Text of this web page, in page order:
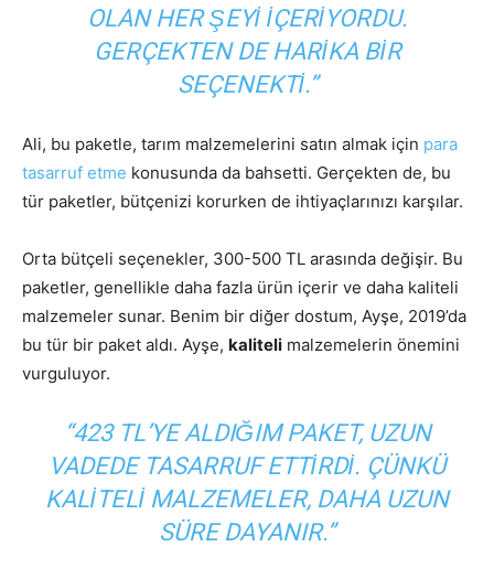
OLAN HER ŞEYI IÇERIYORDU.
GERÇEKTEN DE HARIKA BIR
SEÇENEKTI.”
Ali, bu paketle, tarım malzemelerini satın almak için para
tasarruf etme konusunda da bahsetti. Gerçekten de, bu
tür paketler, bütçenizi korurken de ihtiyaçlarınızı karşılar.
Orta bütçeli seçenekler, 300-500 TL arasında değişir. Bu
paketler, genellikle daha fazla ürün içerir ve daha kaliteli
malzemeler sunar. Benim bir diğer dostum, Ayşe, 2019’da
bu tür bir paket aldı. Ayşe, kaliteli malzemelerin önemini
vurguluyor.
“423 TL’YE ALDIĞIM PAKET, UZUN
VADEDE TASARRUF ETTIRDI. ÇÜNKÜ
KALITELI MALZEMELER, DAHA UZUN
SÜRE DAYANIR.”